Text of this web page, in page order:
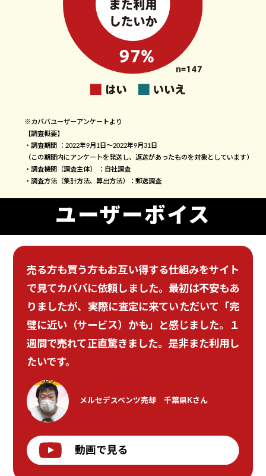
※カババユーザーアンケートより
【調査概要】
・調査期間 ：2022年9月1日〜2022年9月31日
（この期間内にアンケートを発送し、返送があったものを対象としています）
・調査機関（調査主体） ：自社調査
・調査方法（集計方法、算出方法）：郵送調査
ユーザーボイス
売る方も買う方もお互い得する仕組みをサイト
で見てカババに依頼しました。最初は不安もあ
りましたが、実際に査定に来ていただいて「完
璧に近い（サービス）かも」と感じました。１
週間で売れて正直驚きました。是非また利用し
たいです。
メルセデスベンツ売却千葉県Kさん